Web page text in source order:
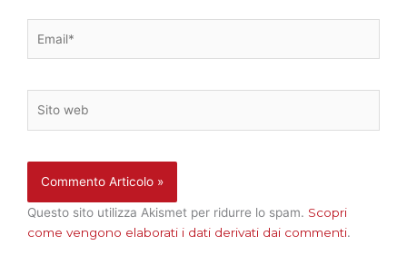
web
Questo sito utilizza Akismet per ridurre lo spam. Scopri
come vengono elaborati i dati derivati dai commenti.